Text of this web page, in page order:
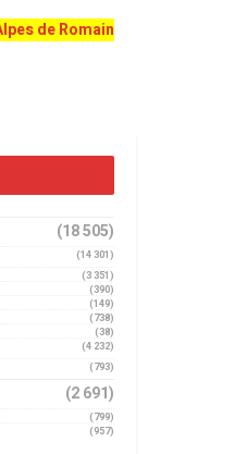
de Romain
(18 505)
(14 301)
(3 351)
(390)
(149)
(738)
(38)
(4 232)
(793)
(2 691)
(799)
(957)